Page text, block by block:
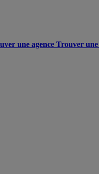
une agence Trouver une